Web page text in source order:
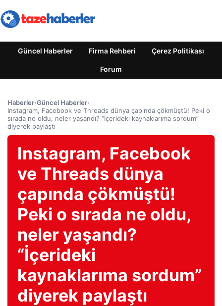
Güncel Haberler Firma Rehberi Çerez Politikası
Forum
Haberler›Güncel Haberler›
Instagram, Facebook ve Threads dünya çapında çökmüştü! Peki o
sırada ne oldu, neler yaşandı? “İçerideki kaynaklarıma sordum”
diyerek paylaştı
Instagram, Facebook
ve Threads dünya
çapında çökmüştü!
Peki o sırada ne oldu,
neler yaşandı?
“İçerideki
kaynaklarıma sordum”
diyerek paylaştı